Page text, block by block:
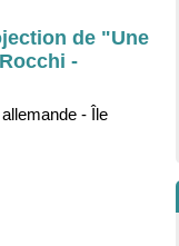
de "Une
-
- Île